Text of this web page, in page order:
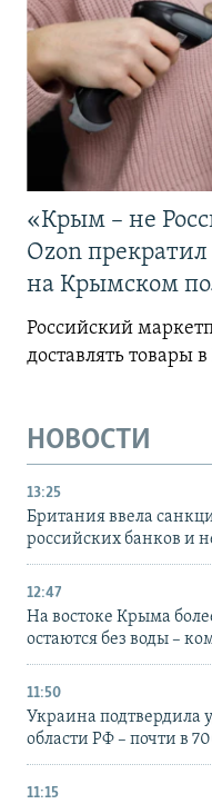
«Крым – не
Ozon
на Крымском
Российский
доставлять товары
НОВОСТИ
13:25
Британия ввела
российских банков и
12:47
На востоке Крыма
остаются без воды –
11:50
Украина подтвердила
области РФ – почти в
11:15